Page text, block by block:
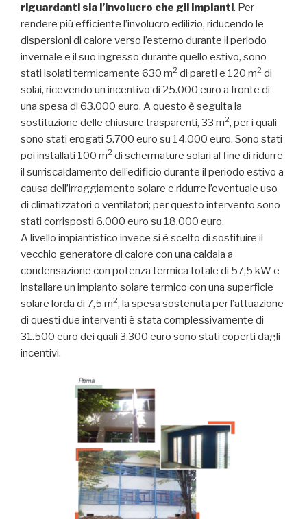
riguardanti sia l’involucro che gli impianti. Per
rendere più efficiente l’involucro edilizio, riducendo le
dispersioni di calore verso l’esterno durante il periodo
invernale e il suo ingresso durante quello estivo, sono
stati isolati termicamente 630 m2 di pareti e 120 m2 di
solai, ricevendo un incentivo di 25.000 euro a fronte di
una spesa di 63.000 euro. A questo è seguita la
sostituzione delle chiusure trasparenti, 33 m2, per i quali
sono stati erogati 5.700 euro su 14.000 euro. Sono stati
poi installati 100 m2 di schermature solari al fine di ridurre
il surriscaldamento dell’edificio durante il periodo estivo a
causa dell’irraggiamento solare e ridurre l’eventuale uso
di climatizzatori o ventilatori; per questo intervento sono
stati corrisposti 6.000 euro su 18.000 euro.
A livello impiantistico invece si è scelto di sostituire il
vecchio generatore di calore con una caldaia a
condensazione con potenza termica totale di 57,5 kW e
installare un impianto solare termico con una superficie
solare lorda di 7,5 m2, la spesa sostenuta per l’attuazione
di questi due interventi è stata complessivamente di
31.500 euro dei quali 3.300 euro sono stati coperti dagli
incentivi.